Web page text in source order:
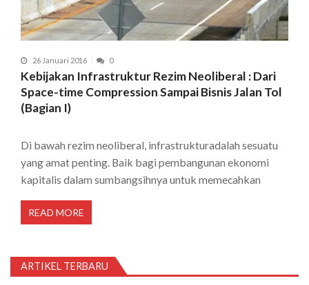
26 Januari 2016 0
Kebijakan Infrastruktur Rezim Neoliberal : Dari
Space-time Compression Sampai Bisnis Jalan Tol
(Bagian I)
Di bawah rezim neoliberal, infrastrukturadalah sesuatu
yang amat penting. Baik bagi pembangunan ekonomi
kapitalis dalam sumbangsihnya untuk memecahkan
READ MORE
ARTIKEL TERBARU